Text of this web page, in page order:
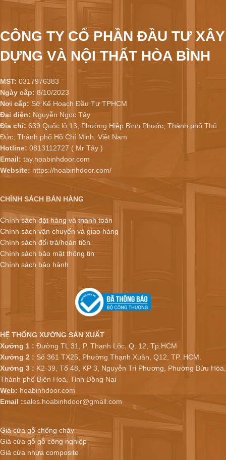
CÔNG TY CỔ PHẦN ĐẦU TƯ XÂY
DỰNG VÀ NỘI THẤT HÒA BÌNH
MST: 0317976383
Ngày cấp: 8/10/2023
Nơi cấp: Sở Kế Hoạch Đầu Tư TPHCM
Đại diện: Nguyễn Ngọc Tây
Địa chỉ: 639 Quốc lộ 13, Phường Hiệp Bình Phước, Thành phố Thủ
Đức, Thành phố Hồ Chí Minh, Việt Nam
Hotline: 0813112727 ( Mr Tây )
Email: tay.hoabinhdoor.com
Website: https://hoabinhdoor.com/
CHÍNH SÁCH BÁN HÀNG
Chính sách đặt hàng và thanh toán
Chính sách vận chuyển và giao hàng
Chính sách đổi trả/hoàn tiền
Chính sách bảo mật thông tin
Chính sách bảo hành
HỆ THỐNG XƯỞNG SẢN XUẤT
Xưởng 1 : Đường TL 31, P. Thạnh Lộc, Q. 12, Tp.HCM
Xưởng 2 : Số 361 TX25, Phường Thạnh Xuân, Q12, TP. HCM.
Xưởng 3 : K2-39, Tổ 48, KP 3, Nguyễn Tri Phương, Phường Bửu Hòa,
Thành phố Biên Hoà, Tỉnh Đồng Nai
Web: hoabinhdoor.com
Email :sales.hoabinhdoor@gmail.com
Giá cửa gỗ chống cháy
Giá cửa gỗ gỗ công nghiệp
Giá cửa nhựa composite